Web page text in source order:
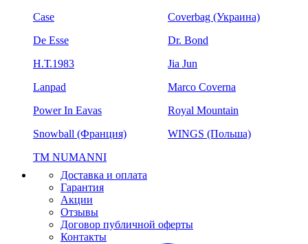
Case
Coverbag (Украина)
De Esse
Dr. Bond
H.Т.1983
Jia Jun
Lanpad
Marco Coverna
Power In Eavas
Royal Mountain
Snowball (Франция)
WINGS (Польша)
ТМ NUMANNI
Доставка и оплата
Гарантия
Акции
Отзывы
Договор публичной оферты
Контакты